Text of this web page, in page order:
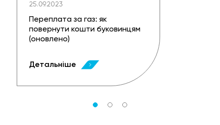
25.09.2023
Переплата за газ: як
повернути кошти буковинцям
(оновлено)
Детальніше